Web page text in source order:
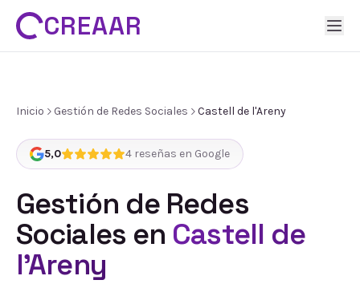
CREAAR
Inicio Gestión de Redes Sociales Castell de l'Areny
5,0 4 reseñas en Google
Gestión de Redes
Sociales en Castell de
l'Areny